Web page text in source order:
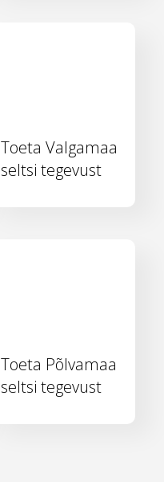
Toeta Valgamaa
seltsi tegevust
Toeta Põlvamaa
seltsi tegevust